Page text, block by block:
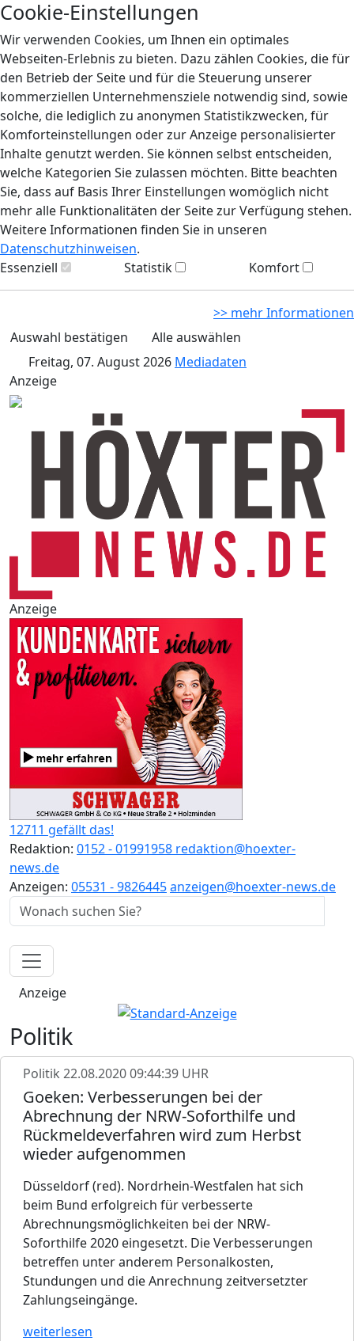
Cookie-Einstellungen
Wir verwenden Cookies, um Ihnen ein optimales
Webseiten-Erlebnis zu bieten. Dazu zählen Cookies, die für
den Betrieb der Seite und für die Steuerung unserer
kommerziellen Unternehmensziele notwendig sind, sowie
solche, die lediglich zu anonymen Statistikzwecken, für
Komforteinstellungen oder zur Anzeige personalisierter
Inhalte genutzt werden. Sie können selbst entscheiden,
welche Kategorien Sie zulassen möchten. Bitte beachten
Sie, dass auf Basis Ihrer Einstellungen womöglich nicht
mehr alle Funktionalitäten der Seite zur Verfügung stehen.
Weitere Informationen finden Sie in unseren
Datenschutzhinweisen.
Essenziell
Statistik Komfort
>> mehr Informationen
Auswahl bestätigen
Alle auswählen
Freitag, 07. August 2026 Mediadaten
Anzeige
Anzeige
12711 gefällt das!
Redaktion: 0152 - 01991958 redaktion@hoexter-
news.de
Anzeigen: 05531 - 9826445anzeigen@hoexter-news.de
Anzeige
Politik
Politik 22.08.2020 09:44:39 UHR
Goeken: Verbesserungen bei der
Abrechnung der NRW-Soforthilfe und
Rückmeldeverfahren wird zum Herbst
wieder aufgenommen
Düsseldorf (red). Nordrhein-Westfalen hat sich
beim Bund erfolgreich für verbesserte
Abrechnungsmöglichkeiten bei der NRW-
Soforthilfe 2020 eingesetzt. Die Verbesserungen
betreffen unter anderem Personalkosten,
Stundungen und die Anrechnung zeitversetzter
Zahlungseingänge.
weiterlesen